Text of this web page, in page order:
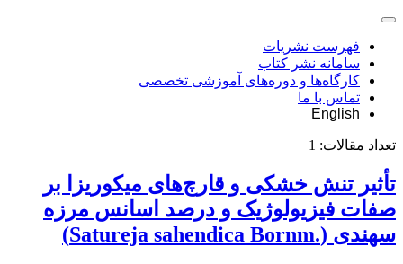
فهرست نشریات
سامانه نشر کتاب
کارگاه‌ها و دوره‌های آموزشی تخصصی
تماس با ما
English
تعداد مقالات: 1
تأثیر تنش خشکی و قارچ‌های میکوریزا بر
صفات فیزیولوژیک و درصد اسانس مرزه
سهندی (‏Satureja sahendica Bornm.‎‏)‏